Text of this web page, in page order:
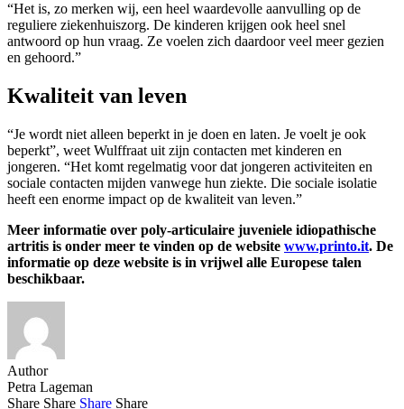
“Het is, zo merken wij, een heel waardevolle aanvulling op de
reguliere ziekenhuiszorg. De kinderen krijgen ook heel snel
antwoord op hun vraag. Ze voelen zich daardoor veel meer gezien
en gehoord.”
Kwaliteit van leven
“Je wordt niet alleen beperkt in je doen en laten. Je voelt je ook
beperkt”, weet Wulffraat uit zijn contacten met kinderen en
jongeren. “Het komt regelmatig voor dat jongeren activiteiten en
sociale contacten mijden vanwege hun ziekte. Die sociale isolatie
heeft een enorme impact op de kwaliteit van leven.”
Meer informatie over poly-articulaire juveniele idiopathische
artritis is onder meer te vinden op de website www.printo.it. De
informatie op deze website is in vrijwel alle Europese talen
beschikbaar.
Author
Petra Lageman
Share Share Share Share